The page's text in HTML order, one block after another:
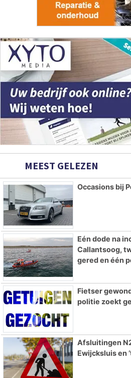
MEEST GELEZEN
Occasions bij
Eén dode na
Callantsoog,
gered en één
Fietser
politie zoekt
Afsluitingen
Ewijcksluis en